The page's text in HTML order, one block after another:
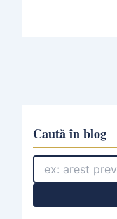
Caută în blog